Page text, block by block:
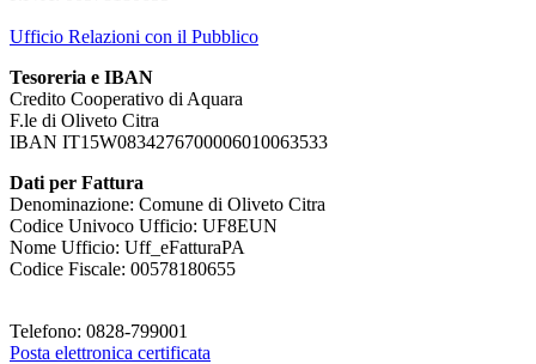
Ufficio Relazioni con il Pubblico
Tesoreria e IBAN
Credito Cooperativo di Aquara
F.le di Oliveto Citra
IBAN IT15W0834276700006010063533
Dati per Fattura
Denominazione: Comune di Oliveto Citra
Codice Univoco Ufficio: UF8EUN
Nome Ufficio: Uff_eFatturaPA
Codice Fiscale: 00578180655
Telefono: 0828-799001
Posta elettronica certificata